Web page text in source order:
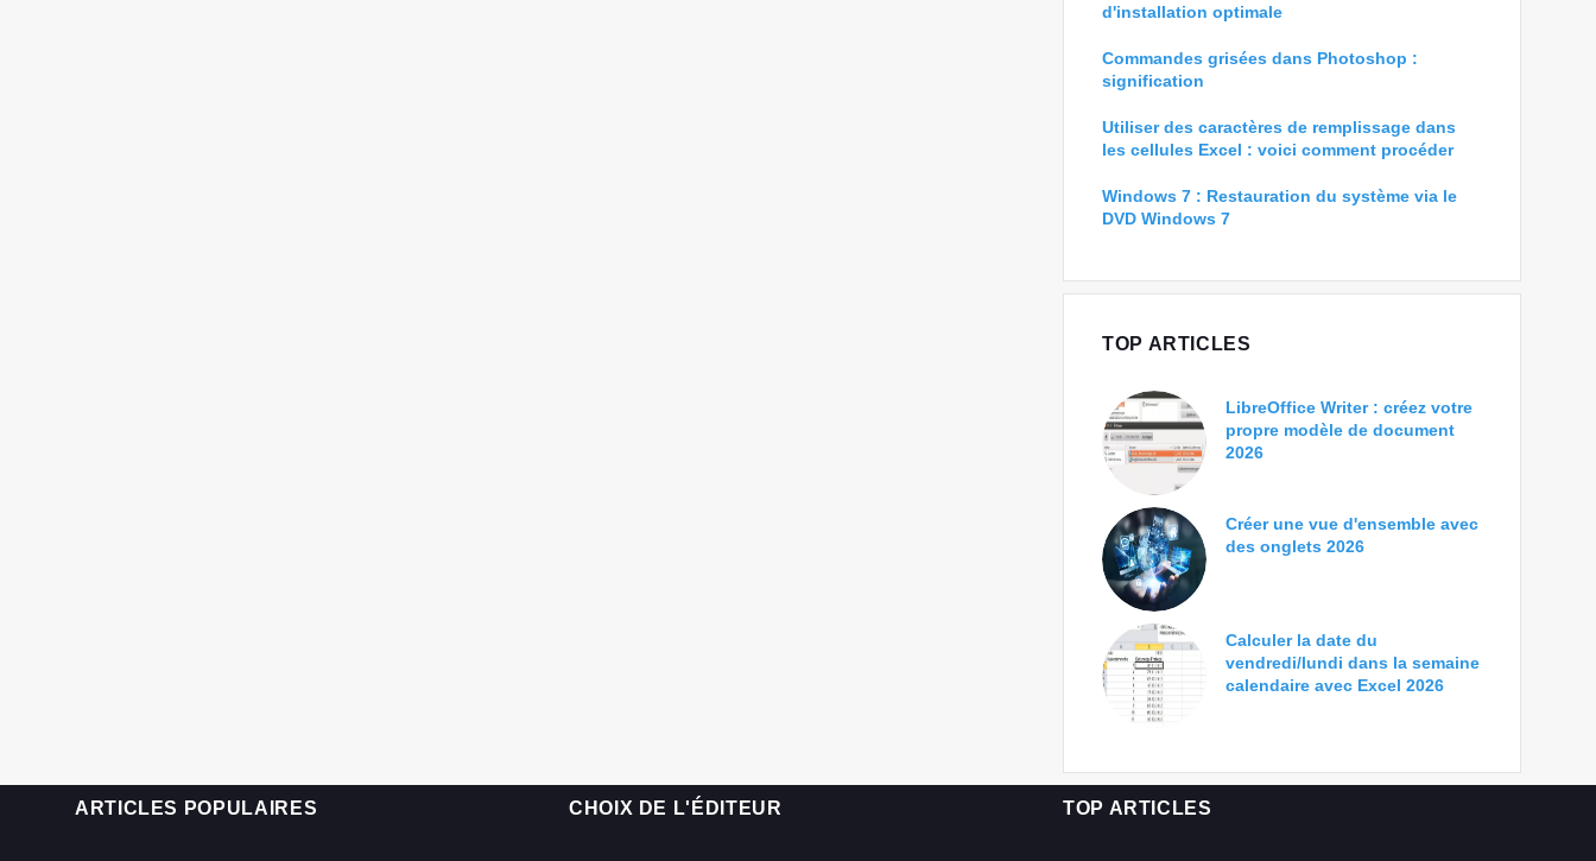
d'installation optimale
Commandes grisées dans Photoshop :
signification
Utiliser des caractères de remplissage dans
les cellules Excel : voici comment procéder
Windows 7 : Restauration du système via le
DVD Windows 7
TOP ARTICLES
LibreOffice Writer : créez votre
propre modèle de document
2026
Créer une vue d'ensemble avec
des onglets 2026
Calculer la date du
vendredi/lundi dans la semaine
calendaire avec Excel 2026
ARTICLES POPULAIRES CHOIX DE L'ÉDITEUR TOP ARTICLES